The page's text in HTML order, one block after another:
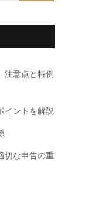
注意点と特例
イントを解説
切な申告の重